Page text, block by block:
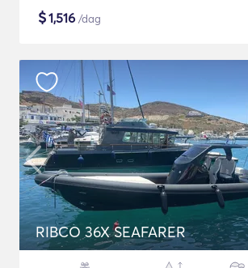
$1,516 /dag
RIBCO 36X SEAFARER